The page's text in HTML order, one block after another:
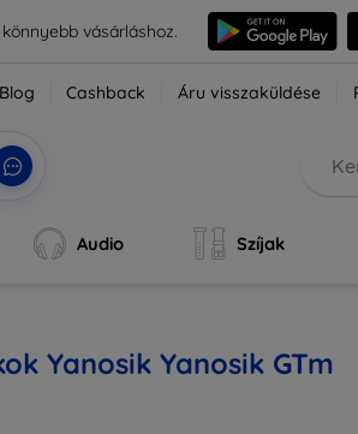
vásárláshoz.
Blog Cashback Áru visszaküldése
Audio Szíjak
Yanosik Yanosik GTm